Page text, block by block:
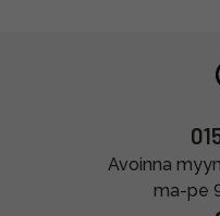
Avoinna
ma-pe